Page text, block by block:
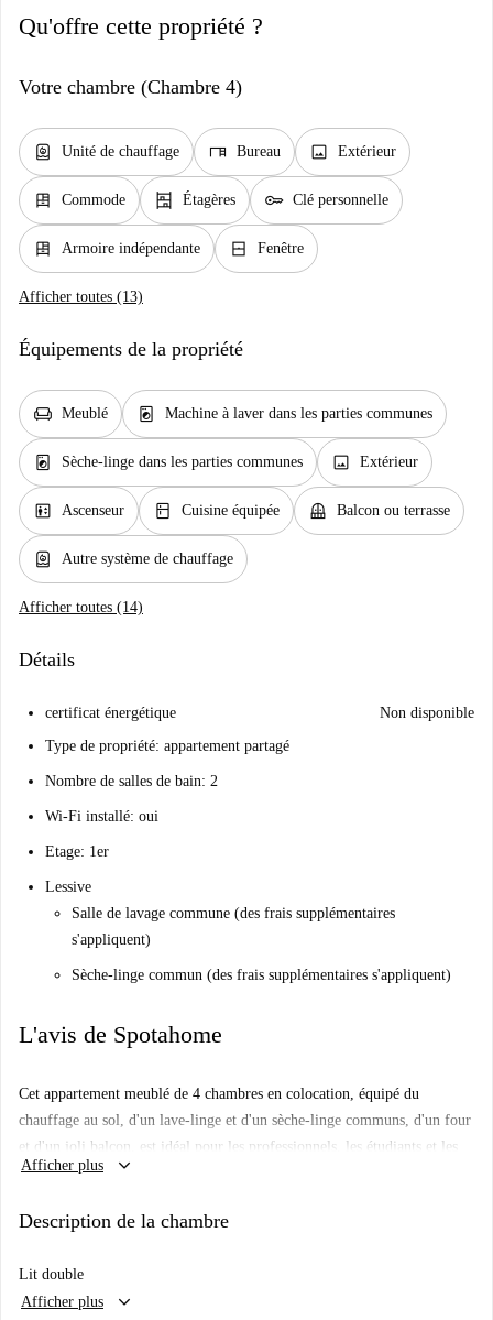
Qu'offre cette propriété ?
Votre chambre (Chambre 4)
water_heater Unité de chauffage desk Bureau image Extérieur
dresser Commode shelves Étagères key Clé personnelle
dresser Armoire indépendante window_closed Fenêtre
Afficher toutes (13)
Équipements de la propriété
chair Meublé local_laundry_service Machine à laver dans les parties communes
local_laundry_service Sèche-linge dans les parties communes image Extérieur
elevator Ascenseur kitchen Cuisine équipée balcony Balcon ou terrasse
water_heater Autre système de chauffage
Afficher toutes (14)
Détails
certificat énergétique
Non disponible
Type de propriété: appartement partagé
Nombre de salles de bain: 2
Wi-Fi installé: oui
Etage: 1er
Lessive
Salle de lavage commune (des frais supplémentaires
s'appliquent)
Sèche-linge commun (des frais supplémentaires s'appliquent)
L'avis de Spotahome
Cet appartement meublé de 4 chambres en colocation, équipé du
chauffage au sol, d'un lave-linge et d'un sèche-linge communs, d'un four
et d'un joli balcon, est idéal pour les professionnels, les étudiants et les
étudiants Erasmus. Toutes les charges (électricité, eau, gaz, Wi-Fi,
personnellement vérifié l'authenticité de ce bien.
transports. Pour vous restaurer, vous pourrez profiter de restaurants
Afficher plus keyboard_arrow_down
Description de la chambre
Lit double
Afficher plus
keyboard_arrow_down